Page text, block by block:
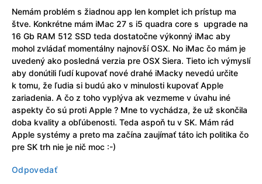
Nemám problém s žiadnou app len komplet ich prístup ma
štve. Konkrétne mám iMac 27 s i5 quadra core s upgrade na
16 Gb RAM 512 SSD teda dostatočne výkonný iMac aby
mohol zvládať momentálny najnovší OSX. No iMac čo mám je
uvedený ako posledná verzia pre OSX Siera. Tieto ich výmyslí
aby donútili ľudí kupovať nové drahé iMacky nevedú určite
k tomu, že ľudia si budú ako v minulosti kupovať Apple
zariadenia. A čo z toho vyplýva ak vezmeme v úvahu iné
aspekty čo sú proti Apple ? Mne to vychádza, že už skončila
doba kvality a obľúbenosti. Teda aspoň tu v SK. Mám rád
Apple systémy a preto ma začína zaujímať táto ich politika čo
pre SK trh nie je nič moc :-)
Odpovedať